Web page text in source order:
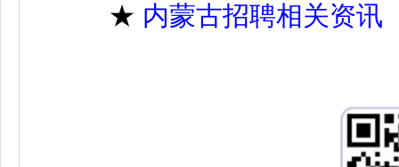
★ 内蒙古招聘相关资讯